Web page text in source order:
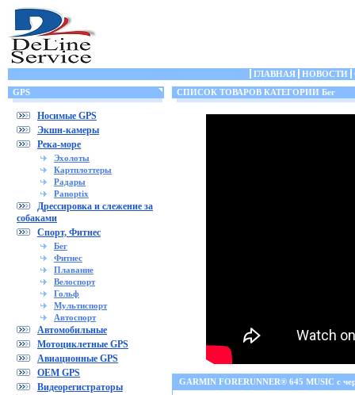
ГЛАВНАЯ НОВОСТИ
GPS
Носимые GPS
Экшн-камеры
Река-море
Эхолоты
Картплоттеры
Радары
Panoptix
Дрессировка и слежение за
собаками
Спорт, Фитнес
Бег
Фитнес
Плавание
Велоспорт
Гольф
Мультиспорт
Автоспорт
Автомобильные
Мотоциклетные GPS
Авиационные GPS
OEM GPS
Видеорегистраторы
СПИСОК ТОВАРОВ КАТЕГОРИИ Бег
GARMIN FORERUNNER® 645 MUSIC с